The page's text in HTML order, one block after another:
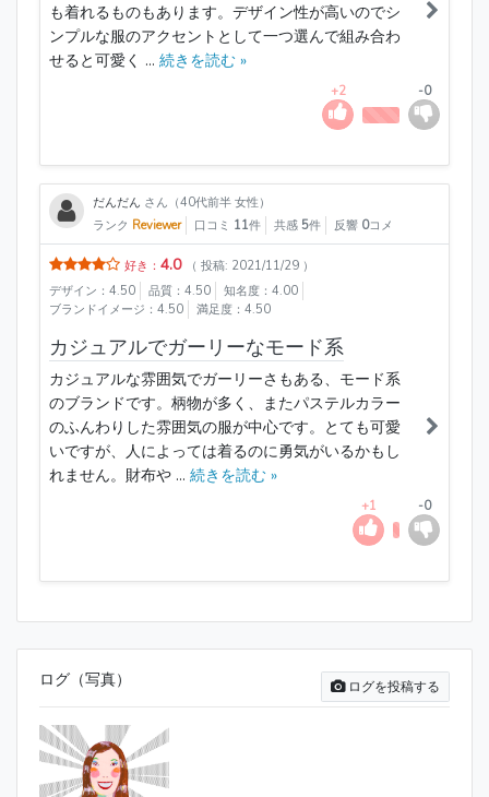
も着れるものもあります。デザイン性が高いのでシ
ンプルな服のアクセントとして一つ選んで組み合わ
せると可愛く ... 続きを読む »
+2 -0
だんだん さん（40代前半 女性）
ランク Reviewer 口コミ 11件 共感 5件 反響 0コメ
好き： 4.0
（ 投稿: 2021/11/29 ）
デザイン：4.50
品質：4.50
知名度：4.00
ブランドイメージ：4.50
満足度：4.50
カジュアルでガーリーなモード系
カジュアルな雰囲気でガーリーさもある、モード系
のブランドです。柄物が多く、またパステルカラー
のふんわりした雰囲気の服が中心です。とても可愛
いですが、人によっては着るのに勇気がいるかもし
れません。財布や ... 続きを読む »
+1 -0
ログを投稿する
ログ（写真）